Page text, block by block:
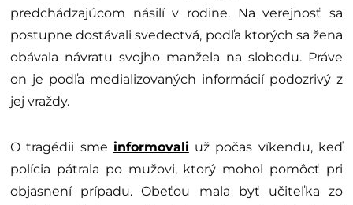
predchádzajúcom násilí v rodine. Na verejnosť sa
postupne dostávali svedectvá, podľa ktorých sa žena
obávala návratu svojho manžela na slobodu. Práve
on je podľa medializovaných informácií podozrivý z
jej vraždy.
O tragédii sme informovali už počas víkendu, keď
polícia pátrala po mužovi, ktorý mohol pomôcť pri
objasnení prípadu. Obeťou mala byť učiteľka zo